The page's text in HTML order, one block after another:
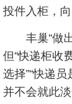
投件入柜，
丰巢“做出
但“快递柜收
选择”“快递
并不会就此淡